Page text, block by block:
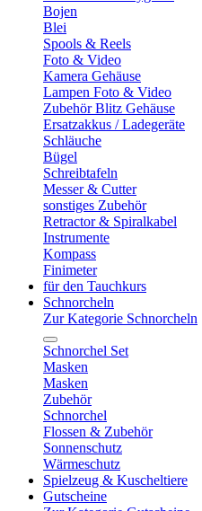
Bojen
Blei
Spools & Reels
Foto & Video
Kamera Gehäuse
Lampen Foto & Video
Zubehör Blitz Gehäuse
Ersatzakkus / Ladegeräte
Schläuche
Bügel
Schreibtafeln
Messer & Cutter
sonstiges Zubehör
Retractor & Spiralkabel
Instrumente
Kompass
Finimeter
für den Tauchkurs
Schnorcheln
Zur Kategorie Schnorcheln
Schnorchel Set
Masken
Masken
Zubehör
Schnorchel
Flossen & Zubehör
Sonnenschutz
Wärmeschutz
Spielzeug & Kuscheltiere
Gutscheine